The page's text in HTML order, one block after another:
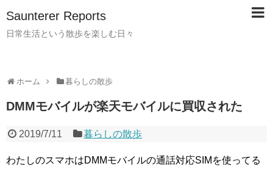
Saunterer Reports
日常生活という散歩を楽しむ日々
ホーム 暮らしの散歩
DMMモバイルが楽天モバイルに買収された
2019/7/11 暮らしの散歩
わたしのスマホはDMMモバイルの通話対応SIMを使ってる